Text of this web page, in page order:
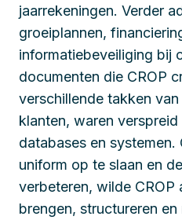
jaarrekeningen. Verder
groeiplannen,
informatiebeveiliging bij
documenten die CROP
verschillende takken
klanten, waren
databases en systemen.
uniform op te slaan en
verbeteren, wilde CROP
brengen, structureren en